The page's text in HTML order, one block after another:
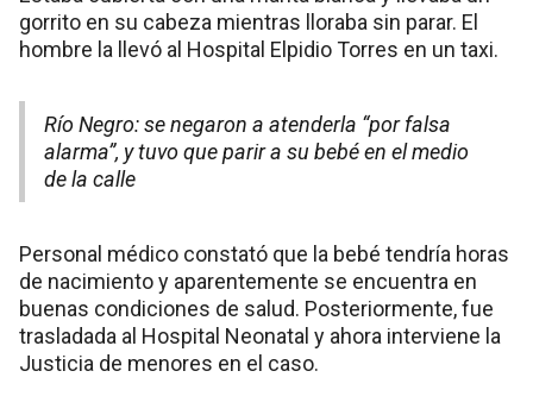
gorrito en su cabeza mientras lloraba sin parar. El
hombre la llevó al Hospital Elpidio Torres en un taxi.
Río Negro: se negaron a atenderla “por falsa
alarma”, y tuvo que parir a su bebé en el medio
de la calle
Personal médico constató que la bebé tendría horas
de nacimiento y aparentemente se encuentra en
buenas condiciones de salud. Posteriormente, fue
trasladada al Hospital Neonatal y ahora interviene la
Justicia de menores en el caso.